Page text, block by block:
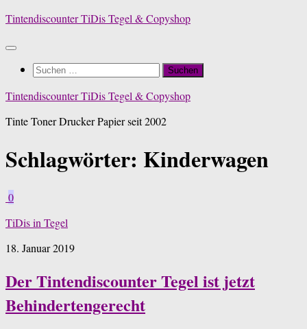
Zum
springen
Tintendiscounter TiDis Tegel & Copyshop
Suchen
Tintendiscounter TiDis Tegel & Copyshop
Tinte Toner Drucker Papier seit 2002
Schlagwörter: Kinderwagen
0
TiDis in Tegel
18. Januar 2019
Der Tintendiscounter Tegel ist jetzt
Behindertengerecht